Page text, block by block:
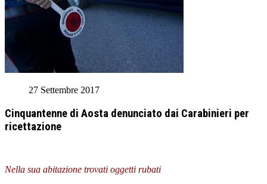
27 Settembre 2017
Cinquantenne di Aosta denunciato dai Carabinieri per
ricettazione
Nella sua abitazione trovati oggetti rubati